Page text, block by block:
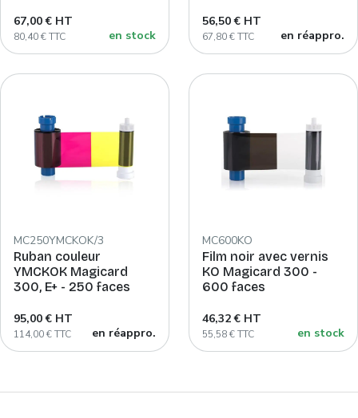
67,00 € HT
80,40 € TTC en stock
56,50 € HT
67,80 € TTC en réappro.
MC250YMCKOK/3
Ruban couleur
YMCKOK Magicard
300, E+ - 250 faces
95,00 € HT
114,00 € TTC en réappro.
MC600KO
Film noir avec vernis
KO Magicard 300 -
600 faces
46,32 € HT
55,58 € TTC en stock